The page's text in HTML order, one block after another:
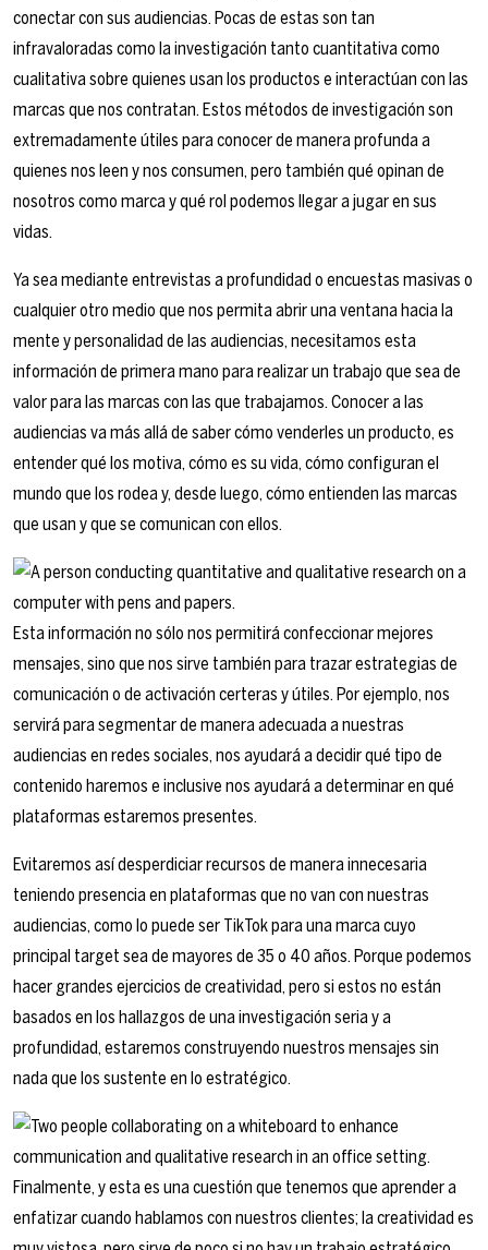
conectar con sus audiencias. Pocas de estas son tan
infravaloradas como la investigación tanto cuantitativa como
cualitativa sobre quienes usan los productos e interactúan con las
marcas que nos contratan. Estos métodos de investigación son
extremadamente útiles para conocer de manera profunda a
quienes nos leen y nos consumen, pero también qué opinan de
nosotros como marca y qué rol podemos llegar a jugar en sus
vidas.
Ya sea mediante entrevistas a profundidad o encuestas masivas o
cualquier otro medio que nos permita abrir una ventana hacia la
mente y personalidad de las audiencias, necesitamos esta
información de primera mano para realizar un trabajo que sea de
valor para las marcas con las que trabajamos. Conocer a las
audiencias va más allá de saber cómo venderles un producto, es
entender qué los motiva, cómo es su vida, cómo configuran el
mundo que los rodea y, desde luego, cómo entienden las marcas
que usan y que se comunican con ellos.
Esta información no sólo nos permitirá confeccionar mejores
mensajes, sino que nos sirve también para trazar estrategias de
comunicación o de activación certeras y útiles. Por ejemplo, nos
servirá para segmentar de manera adecuada a nuestras
audiencias en redes sociales, nos ayudará a decidir qué tipo de
contenido haremos e inclusive nos ayudará a determinar en qué
plataformas estaremos presentes.
Evitaremos así desperdiciar recursos de manera innecesaria
teniendo presencia en plataformas que no van con nuestras
audiencias, como lo puede ser TikTok para una marca cuyo
principal target sea de mayores de 35 o 40 años. Porque podemos
hacer grandes ejercicios de creatividad, pero si estos no están
basados en los hallazgos de una investigación seria y a
profundidad, estaremos construyendo nuestros mensajes sin
nada que los sustente en lo estratégico.
Finalmente, y esta es una cuestión que tenemos que aprender a
enfatizar cuando hablamos con nuestros clientes; la creatividad es